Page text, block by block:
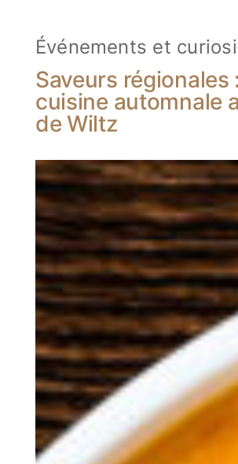
Événements et
Saveurs régionales
cuisine automnale
de Wiltz